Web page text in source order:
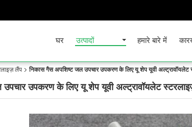
घर उत्पादों हमारे बारे में
लैंप निकास गैस अपशिष्ट जल उपचार उपकरण के लिए यू शेप यूवी अल्ट्रावॉयलेट
उपकरण के लिए यू शेप यूवी अल्ट्रावॉयलेट